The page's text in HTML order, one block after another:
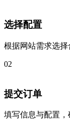
选择配置
根据网站需求选择
02
提交订单
填写信息与配置，